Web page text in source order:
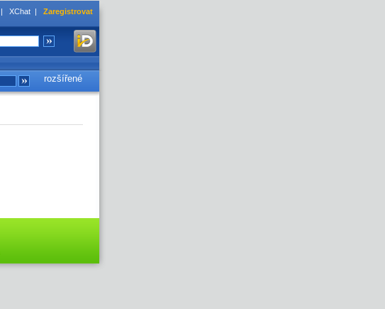
| XChat | Zaregistrovat
rozšířené